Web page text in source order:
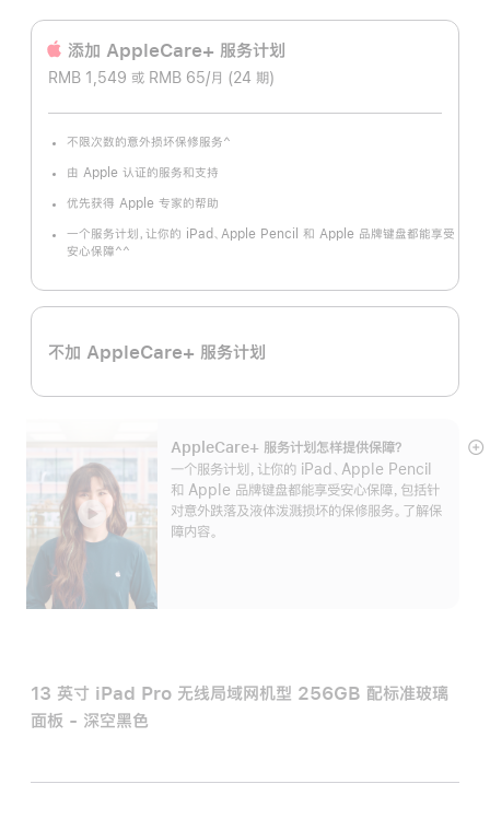
添加 AppleCare+ 服务计‍划
RMB 1,549 或 RMB 65/月 (24 期)
不限次数的意外损坏保修服务
注
^
由 Apple 认证的服务和支持
优先获得 Apple 专家的帮助
一个服务计划，让你的 iPad、Apple Pencil 和 Apple 品牌键盘都能享受
安心保障^^
不加 AppleCare+ 服务计划
AppleCare+ 服务计划怎样提供保⁠障？
一个服务计划，让你的 iPad、Apple Pencil
和 Apple 品牌键盘都能享受安心保障，包括针
对意外跌落及液体泼溅损坏的保修服务。了解保
障内容。
展
13 英寸 iPad Pro 无线局域网机型 256GB 配标准玻璃
面板 - 深空黑色